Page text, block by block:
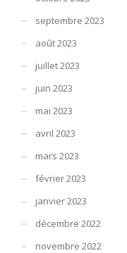
septembre 2023
août 2023
juillet 2023
juin 2023
mai 2023
avril 2023
mars 2023
février 2023
janvier 2023
décembre 2022
novembre 2022